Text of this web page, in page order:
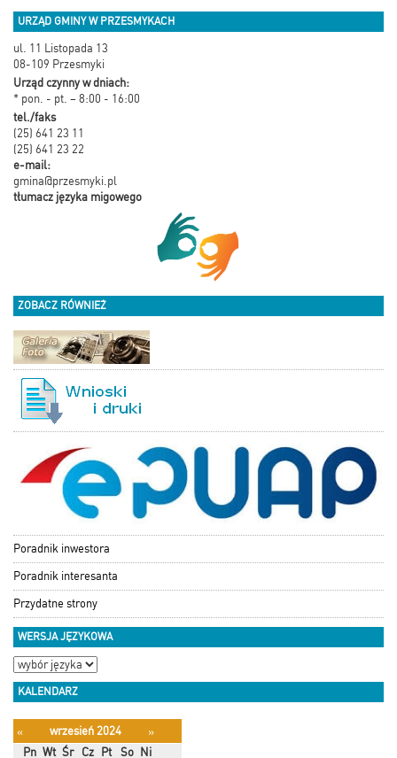
URZĄD GMINY W PRZESMYKACH
ul. 11 Listopada 13
08-109 Przesmyki
Urząd czynny w dniach:
* pon. - pt. – 8:00 - 16:00
tel./faks
(25) 641 23 11
(25) 641 23 22
e-mail:
gmina@przesmyki.pl
tłumacz języka migowego
ZOBACZ RÓWNIEŻ
Poradnik inwestora
Poradnik interesanta
Przydatne strony
WERSJA JĘZYKOWA
KALENDARZ
« wrzesień 2024
»
Pn Wt Śr Cz Pt So Ni